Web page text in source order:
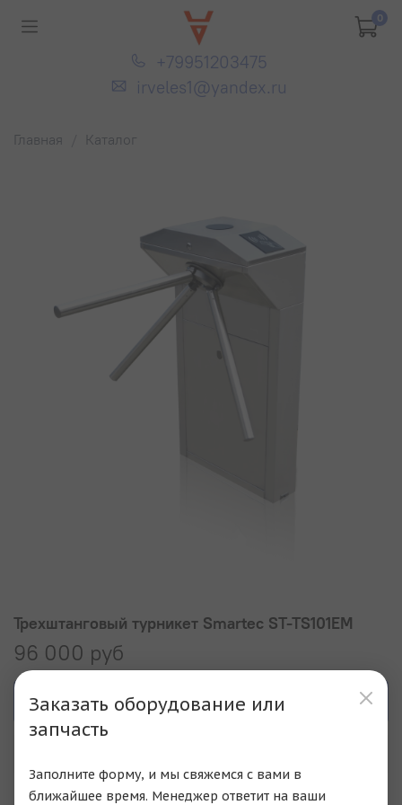
0
+79951203475
irveles1@yandex.ru
Главная Каталог
Трехштанговый турникет Smartec ST-TS101EM
96 000 руб
В корзину
Заказать оборудование или
запчасть
Заполните форму, и мы свяжемся с вами в
ближайшее время. Менеджер ответит на ваши